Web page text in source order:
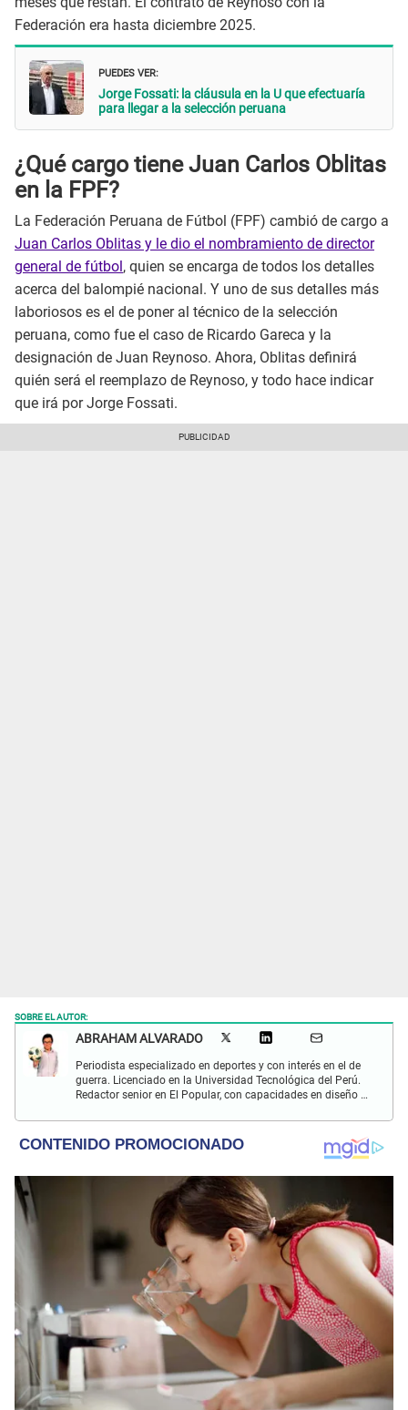
Federación era hasta diciembre 2025.
PUEDES VER:
Jorge Fossati: la cláusula en la U que efectuaría
para llegar a la selección peruana
¿Qué cargo tiene Juan Carlos Oblitas
en la FPF?
La Federación Peruana de Fútbol (FPF) cambió de cargo a
Juan Carlos Oblitas y le dio el nombramiento de director
general de fútbol , quien se encarga de todos los detalles
acerca del balompié nacional. Y uno de sus detalles más
laboriosos es el de poner al técnico de la selección
peruana, como fue el caso de Ricardo Gareca y la
designación de Juan Reynoso. Ahora, Oblitas definirá
quién será el reemplazo de Reynoso, y todo hace indicar
que irá por Jorge Fossati.
SOBRE EL AUTOR:
ABRAHAM ALVARADO
Periodista especializado en deportes y con interés en el de
guerra. Licenciado en la Universidad Tecnológica del Perú.
Redactor senior en El Popular, con capacidades en diseño y
cultural.